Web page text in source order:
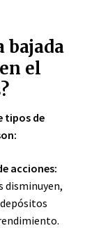
bajada
el
tipos de
acciones:
disminuyen,